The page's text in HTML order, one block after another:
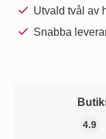
Utvald tvål av
Snabba
4.9